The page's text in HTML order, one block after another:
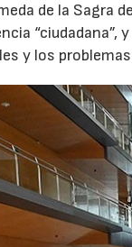
de la Sagra
y los